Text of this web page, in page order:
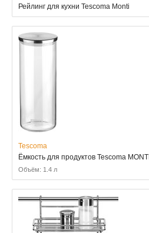
Рейлинг для кухни Tescoma Monti
Tescoma
Ёмкость для продуктов Tescoma MONTI
Объём: 1.4 л